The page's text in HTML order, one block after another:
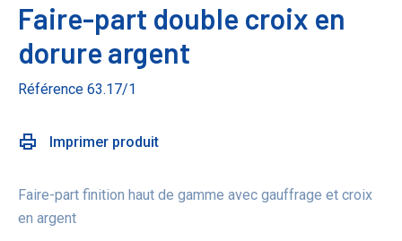
Faire-part double croix en
dorure argent
Référence 63.17/1
Imprimer produit
Faire-part finition haut de gamme avec gauffrage et croix
en argent